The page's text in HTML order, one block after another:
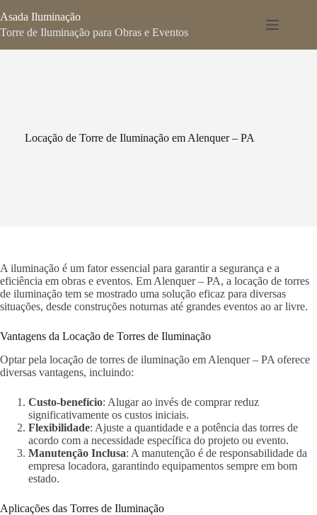
para
o
Asada Iluminação
Torre de Iluminação para Obras e Eventos
Locação de Torre de Iluminação em Alenquer – PA
A iluminação é um fator essencial para garantir a segurança e a
eficiência em obras e eventos. Em Alenquer – PA, a locação de torres
de iluminação tem se mostrado uma solução eficaz para diversas
situações, desde construções noturnas até grandes eventos ao ar livre.
Vantagens da Locação de Torres de Iluminação
Optar pela locação de torres de iluminação em Alenquer – PA oferece
diversas vantagens, incluindo:
Custo-benefício: Alugar ao invés de comprar reduz
significativamente os custos iniciais.
Flexibilidade: Ajuste a quantidade e a potência das torres de
acordo com a necessidade específica do projeto ou evento.
Manutenção Inclusa: A manutenção é de responsabilidade da
empresa locadora, garantindo equipamentos sempre em bom
estado.
Aplicações das Torres de Iluminação